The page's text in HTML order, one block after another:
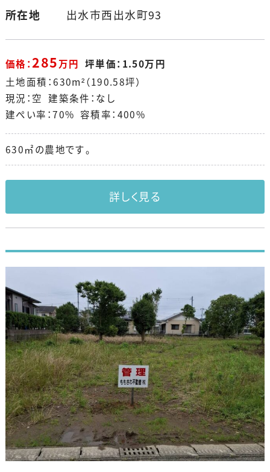
所在地 出水市西出水町93
価格：285万円 坪単価：1.50万円
土地面積：630m²（190.58坪）
現況：空 建築条件：なし
建ぺい率：70% 容積率：400%
630㎡の農地です。
詳しく見る